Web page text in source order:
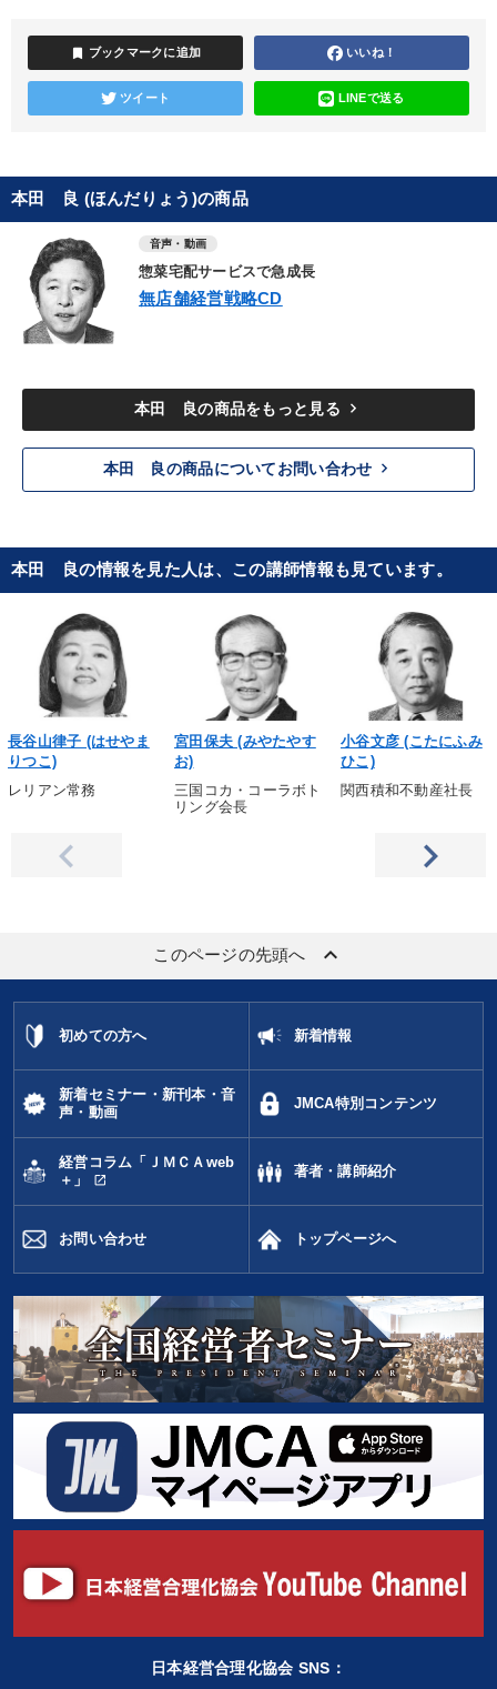
bookmark ブックマークに追加 いいね！
ツイート LINEで送る
本田 良 (ほんだりょう)の商品
音声・動画
惣菜宅配サービスで急成長
無店舗経営戦略CD
本田 良の商品をもっと見る keyboard_arrow_right
本田 良の商品についてお問い合わせ keyboard_arrow_right
本田 良の情報を見た人は、この講師情報も見ています。
長谷山律子 (はせやま
りつこ)
レリアン常務
宮田保夫 (みやたやす
お)
三国コカ・コーラボト
リング会長
小谷文彦 (こたにふみ
ひこ)
関西積和不動産社長
このページの先頭へ keyboard_arrow_up
初めての方へ 新着情報
新着セミナー・新刊本・音
声・動画
JMCA特別コンテンツ
経営コラム「ＪＭＣＡweb
＋」
open_in_new
著者・講師紹介
お問い合わせ トップページへ
日本経営合理化協会 SNS：